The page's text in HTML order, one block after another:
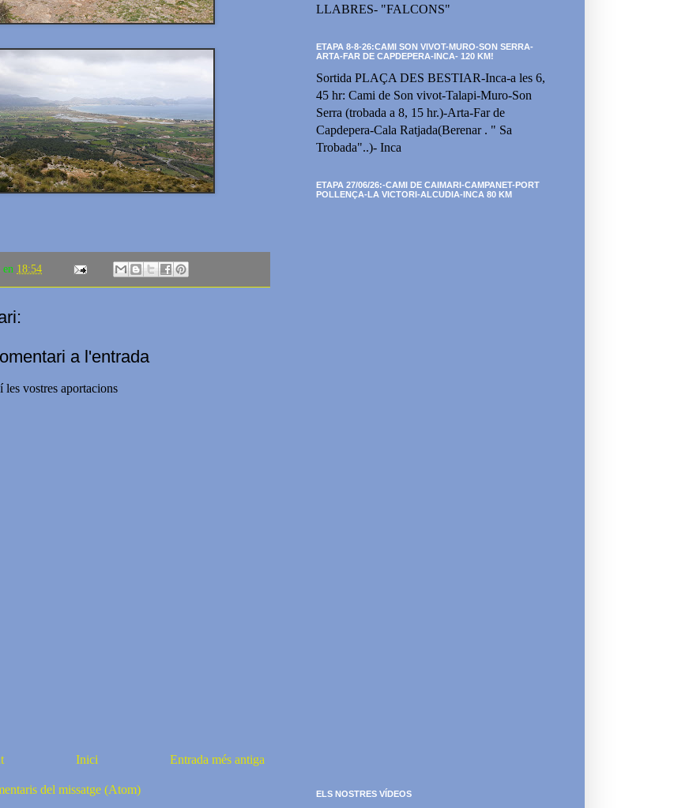
en 18:54
a l'entrada
les vostres aportacions
Entrada més antiga
Inici
del missatge (Atom)
LLABRES- "FALCONS"
ETAPA 8-8-26:CAMI SON VIVOT-MURO-SON SERRA-
ARTA-FAR DE CAPDEPERA-INCA- 120 KM!
Sortida PLAÇA DES BESTIAR-Inca-a les 6,
45 hr: Cami de Son vivot-Talapi-Muro-Son
Serra (trobada a 8, 15 hr.)-Arta-Far de
Capdepera-Cala Ratjada(Berenar . " Sa
Trobada"..)- Inca
ETAPA 27/06/26:-CAMI DE CAIMARI-CAMPANET-PORT
POLLENÇA-LA VICTORI-ALCUDIA-INCA 80 KM
ELS NOSTRES VÍDEOS